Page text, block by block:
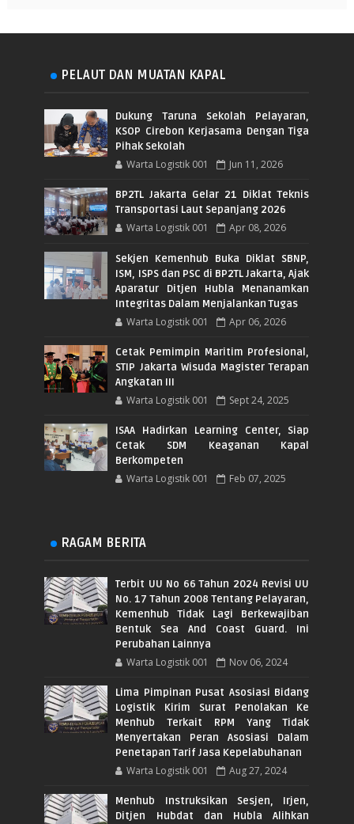
PELAUT DAN MUATAN KAPAL
Dukung Taruna Sekolah Pelayaran,
KSOP Cirebon Kerjasama Dengan Tiga
Pihak Sekolah
Warta Logistik 001 Jun 11, 2026
BP2TL Jakarta Gelar 21 Diklat Teknis
Transportasi Laut Sepanjang 2026
Warta Logistik 001 Apr 08, 2026
Sekjen Kemenhub Buka Diklat SBNP,
ISM, ISPS dan PSC di BP2TL Jakarta, Ajak
Aparatur Ditjen Hubla Menanamkan
Integritas Dalam Menjalankan Tugas
Warta Logistik 001 Apr 06, 2026
Cetak Pemimpin Maritim Profesional,
STIP Jakarta Wisuda Magister Terapan
Angkatan III
Warta Logistik 001 Sept 24, 2025
ISAA Hadirkan Learning Center, Siap
Cetak SDM Keaganan Kapal
Berkompeten
Warta Logistik 001 Feb 07, 2025
RAGAM BERITA
Terbit UU No 66 Tahun 2024 Revisi UU
No. 17 Tahun 2008 Tentang Pelayaran,
Kemenhub Tidak Lagi Berkewajiban
Bentuk Sea And Coast Guard. Ini
Perubahan Lainnya
Warta Logistik 001 Nov 06, 2024
Lima Pimpinan Pusat Asosiasi Bidang
Logistik Kirim Surat Penolakan Ke
Menhub Terkait RPM Yang Tidak
Menyertakan Peran Asosiasi Dalam
Penetapan Tarif Jasa Kepelabuhanan
Warta Logistik 001 Aug 27, 2024
Menhub Instruksikan Sesjen, Irjen,
Ditjen Hubdat dan Hubla Alihkan